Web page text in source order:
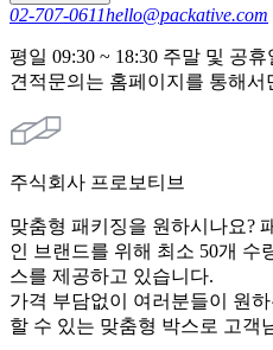
02-707-0611hello@packative.com
평일 09:30 ~ 18:30 주말 및 공휴
견적문의는 홈페이지를 통해서
주식회사 프로보티브
맞춤형 패키징을 원하시나요?
인 브랜드를 위해 최소 50개 수
스를 제공하고 있습니다.
가격 부담없이 여러분들이 원
할 수 있는 맞춤형 박스로 고객